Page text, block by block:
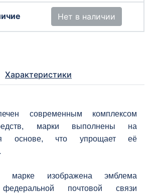
Нет в наличии
Характеристики
современным комплексом
марки выполнены на
основе, что упрощает её
марке изображена эмблема
федеральной почтовой связи